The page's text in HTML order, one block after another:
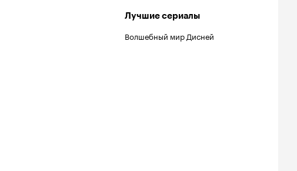
Лучшие сериалы
Волшебный мир Дисней